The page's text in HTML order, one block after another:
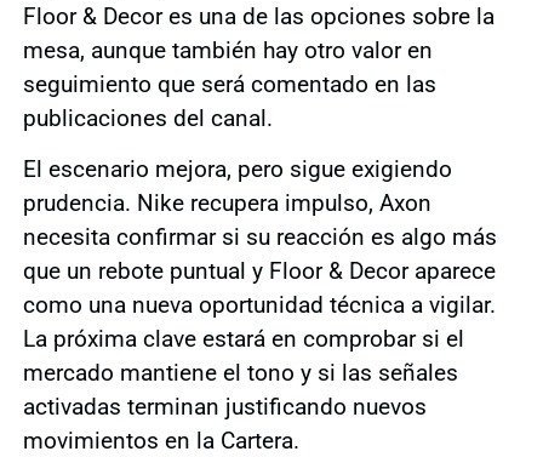
Floor & Decor es una de las opciones sobre la
mesa, aunque también hay otro valor en
seguimiento que será comentado en las
publicaciones del canal.
El escenario mejora, pero sigue exigiendo
prudencia. Nike recupera impulso, Axon
necesita confirmar si su reacción es algo más
que un rebote puntual y Floor & Decor aparece
como una nueva oportunidad técnica a vigilar.
La próxima clave estará en comprobar si el
mercado mantiene el tono y si las señales
activadas terminan justificando nuevos
movimientos en la Cartera.